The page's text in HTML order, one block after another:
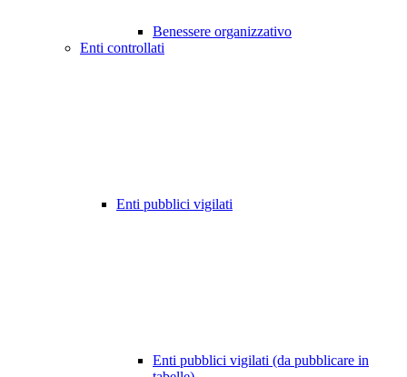
Benessere organizzativo
Enti controllati
Enti pubblici vigilati
Enti pubblici vigilati (da pubblicare in